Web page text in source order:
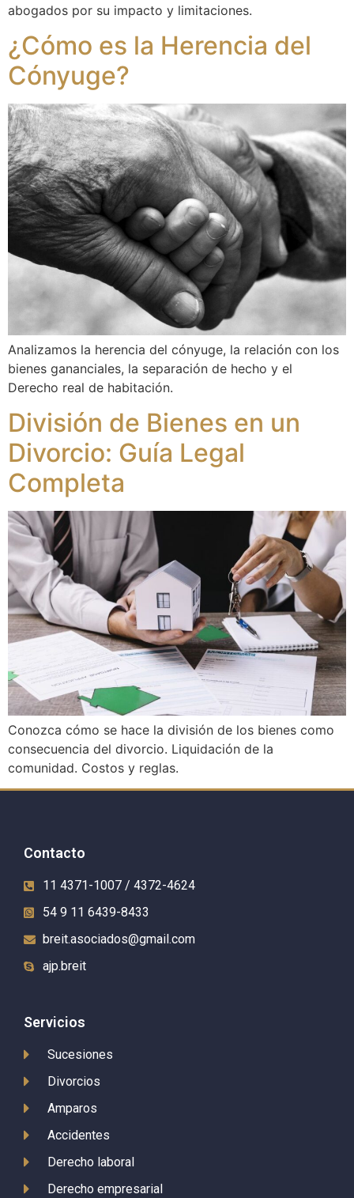
abogados por su impacto y limitaciones.
¿Cómo es la Herencia del
Cónyuge?
Analizamos la herencia del cónyuge, la relación con los
bienes gananciales, la separación de hecho y el
Derecho real de habitación.
División de Bienes en un
Divorcio: Guía Legal
Completa
Conozca cómo se hace la división de los bienes como
consecuencia del divorcio. Liquidación de la
comunidad. Costos y reglas.
Contacto
11 4371-1007 / 4372-4624
54 9 11 6439-8433
breit.asociados@gmail.com
ajp.breit
Servicios
Sucesiones
Divorcios
Amparos
Accidentes
Derecho laboral
Derecho empresarial